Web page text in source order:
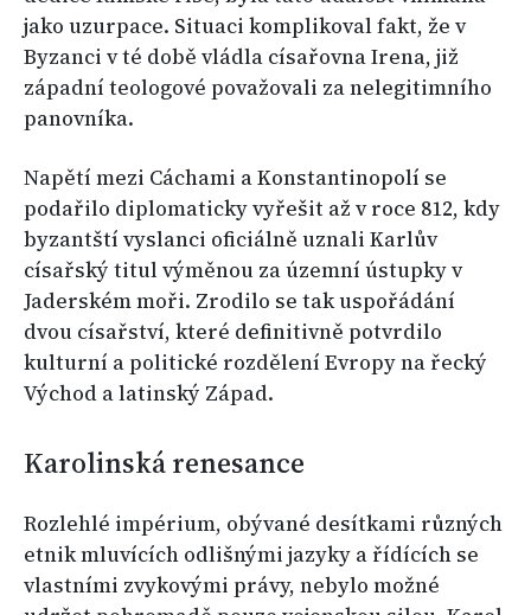
jako uzurpace. Situaci komplikoval fakt, že v
Byzanci v té době vládla císařovna Irena, již
západní teologové považovali za nelegitimního
panovníka.
Napětí mezi Cáchami a Konstantinopolí se
podařilo diplomaticky vyřešit až v roce 812, kdy
byzantští vyslanci oficiálně uznali Karlův
císařský titul výměnou za územní ústupky v
Jaderském moři. Zrodilo se tak uspořádání
dvou císařství, které definitivně potvrdilo
kulturní a politické rozdělení Evropy na řecký
Východ a latinský Západ.
Karolinská renesance
Rozlehlé impérium, obývané desítkami různých
etnik mluvících odlišnými jazyky a řídících se
vlastními zvykovými právy, nebylo možné